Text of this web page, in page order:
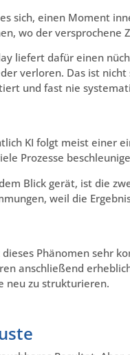
sich, einen Moment
wo der versprochene
liefert dafür einen
verloren. Das ist
und fast nie
KI folgt meist einer
Prozesse
Blick gerät, ist die
weil die
Phänomen sehr
anschließend
neu zu strukturieren.